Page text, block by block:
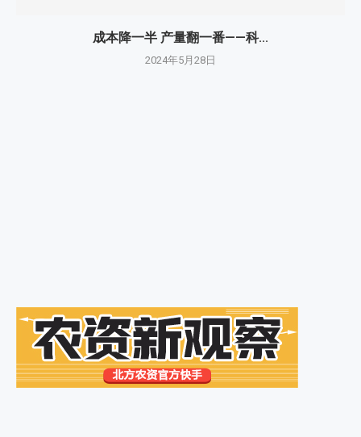
成本降一半 产量翻一番——科...
2024年5月28日